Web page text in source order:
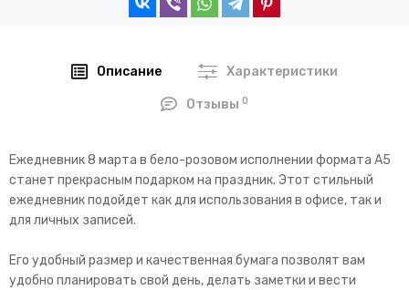
Описание Характеристики
Отзывы0
Ежедневник 8 марта в бело-розовом исполнении формата А5
станет прекрасным подарком на праздник. Этот стильный
ежедневник подойдет как для использования в офисе, так и
для личных записей.
Его удобный размер и качественная бумага позволят вам
удобно планировать свой день, делать заметки и вести